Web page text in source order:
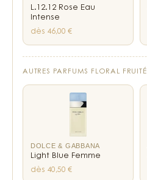
L.12.12 Rose Eau
Intense
dès 46,00 €
AUTRES PARFUMS FLORAL FRUITÉ
DOLCE & GABBANA
Light Blue Femme
dès 40,50 €